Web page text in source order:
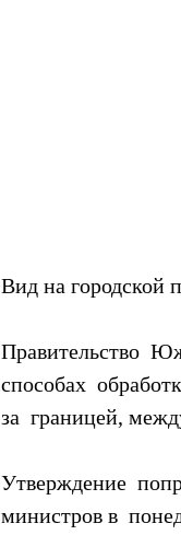
Вид на городской
Правительство
способах
за  границей,
Утверждение
министров в